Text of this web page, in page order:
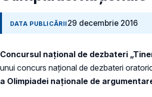
DATA PUBLICĂRII 29 decembrie 2016
Concursul național de dezbateri
unui concurs naţional de dezbateri
a Olimpiadei naționale de